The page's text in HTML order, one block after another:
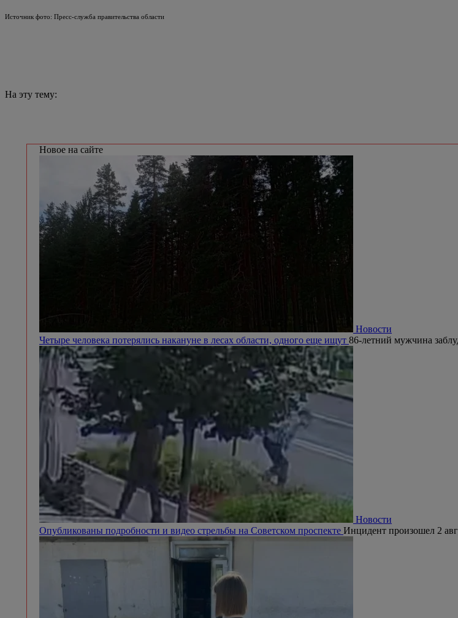
Источник фото: Пресс-служба правительства области
На эту тему:
Новое на сайте
Новости
Четыре человека потерялись накануне в лесах области, одного еще ищут 86-летний мужчина
Новости
Опубликованы подробности и видео стрельбы на Советском проспекте Инцидент произошел 2